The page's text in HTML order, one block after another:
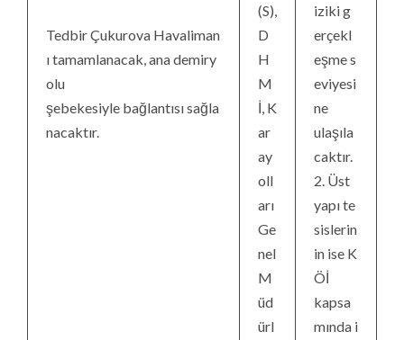
Tedbir Çukurova Havaliman
ı tamamlanacak, ana demiry
olu
şebekesiyle bağlantısı sağla
nacaktır.
(S),
D
H
M
İ, K
ar
ay
oll
arı
Ge
nel
M
üd
ürl
iziki g
erçekl
eşme s
eviyesi
ne
ulaşıla
caktır.
2. Üst
yapı te
sislerin
in ise K
Öİ
kapsa
mında i